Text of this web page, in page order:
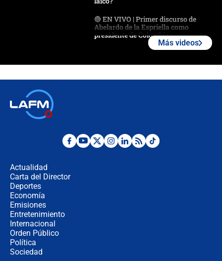
🔴 EN VIVO | Primer discurso de
Abelardo de la Espriella como
presidente de Colombia
Desde dermatitis hasta infecciones:
Más videos
Actualidad
Carta del Director
Deportes
Economía
Emisiones
Entretenimiento
Internacional
Orden Público
Política
Sociedad